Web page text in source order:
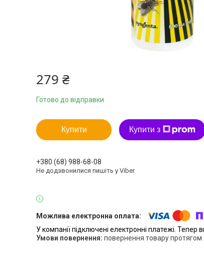
279 ₴
Готово до відправки
Купити Купити з
+380 (68) 988-68-08
Не додзвонилися пишіть у Viber
У компанії підключені електронні платежі.
повернення товару протягом